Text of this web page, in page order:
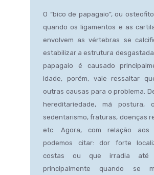
O “bico de papagaio”, ou
quando os ligamentos e as
envolvem as vértebras se
estabilizar a estrutura
papagaio é causado
idade, porém, vale ressaltar
outras causas para o problema.
hereditariedade, má postura,
sedentarismo, fraturas, doenças
etc. Agora, com relação aos
podemos citar: dor forte
costas ou que irradia até
principalmente quando se